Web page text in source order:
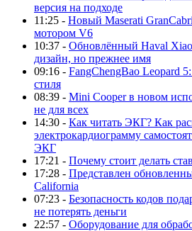
версия на подходе
11:25 - Новый Maserati
мотором V6
10:37 - Обновлённый Haval
дизайн, но прежнее имя
09:16 - FangChengBao Leopard
стиля
08:39 - Mini Cooper в новом
не для всех
14:30 - Как читать ЭКГ? Как
электрокардиограмму
ЭКГ
17:21 - Почему стоит делать
17:28 - Представлен
California
07:23 - Безопасность кодов
не потерять деньги
22:57 - Оборудование для